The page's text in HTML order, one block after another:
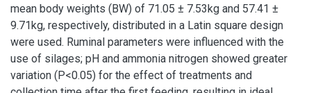
mean body weights (BW) of 71.05 ± 7.53kg and 57.41 ±
9.71kg, respectively, distributed in a Latin square design
were used. Ruminal parameters were influenced with the
use of silages; pH and ammonia nitrogen showed greater
variation (P<0.05) for the effect of treatments and